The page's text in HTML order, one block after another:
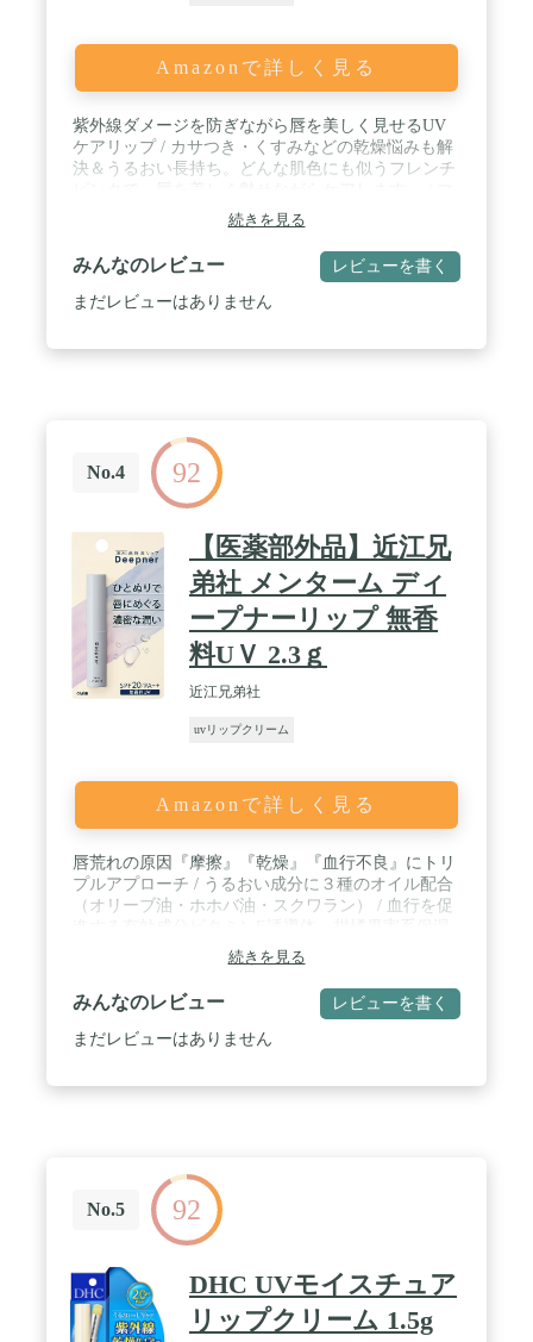
Amazonで詳しく見る
紫外線ダメージを防ぎながら唇を美しく見せるUV
ケアリップ / カサつき・くすみなどの乾燥悩みも解
決＆うるおい長持ち。どんな肌色にも似うフレンチ
スクに色移りしにくいので、気兼ねなく使えます。
口紅の下地としてもおすすめです。 / ●無香料●紫外
線吸収剤不使用●SPF25・PA++ / 原産国：日本
続きを見る
みんなのレビュー レビューを書く
まだレビューはありません
No.4 92
【医薬部外品】近江兄
弟社 メンターム ディ
ープナーリップ 無香
料UＶ 2.3ｇ
近江兄弟社
uvリップクリーム
Amazonで詳しく見る
唇荒れの原因『摩擦』『乾燥』『血行不良』にトリ
プルアプローチ / うるおい成分に３種のオイル配合
（オリーブ油・ホホバ油・スクワラン） / 血行を促
成分ビタミンP（グルコシルヘスペリジン）配合。 /
荒れを予防する薬用処方。 / 【有効成分】 トコフ
ェロール酢酸エステル、グリチルレチン酸ステアリ
ル
続きを見る
みんなのレビュー レビューを書く
まだレビューはありません
No.5 92
DHC UVモイスチュア
リップクリーム 1.5g